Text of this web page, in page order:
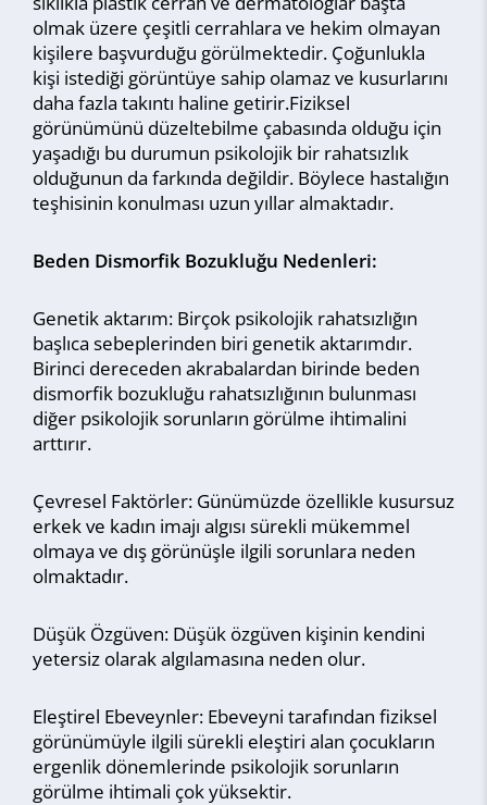
olmak üzere çeşitli cerrahlara ve hekim olmayan
kişilere başvurduğu görülmektedir. Çoğunlukla
kişi istediği görüntüye sahip olamaz ve kusurlarını
daha fazla takıntı haline getirir.Fiziksel
görünümünü düzeltebilme çabasında olduğu için
yaşadığı bu durumun psikolojik bir rahatsızlık
olduğunun da farkında değildir. Böylece hastalığın
teşhisinin konulması uzun yıllar almaktadır.
Beden Dismorfik Bozukluğu Nedenleri:
Genetik aktarım: Birçok psikolojik rahatsızlığın
başlıca sebeplerinden biri genetik aktarımdır.
Birinci dereceden akrabalardan birinde beden
dismorfik bozukluğu rahatsızlığının bulunması
diğer psikolojik sorunların görülme ihtimalini
arttırır.
Çevresel Faktörler: Günümüzde özellikle kusursuz
erkek ve kadın imajı algısı sürekli mükemmel
olmaya ve dış görünüşle ilgili sorunlara neden
olmaktadır.
Düşük Özgüven: Düşük özgüven kişinin kendini
yetersiz olarak algılamasına neden olur.
Eleştirel Ebeveynler: Ebeveyni tarafından fiziksel
görünümüyle ilgili sürekli eleştiri alan çocukların
ergenlik dönemlerinde psikolojik sorunların
görülme ihtimali çok yüksektir.